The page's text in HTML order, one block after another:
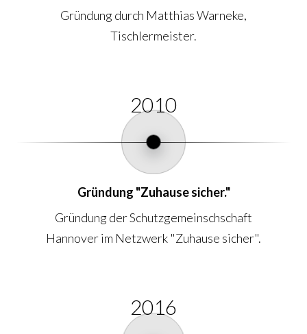
Gründung durch Matthias Warneke,
Tischlermeister.
2010
Gründung "Zuhause sicher."
Gründung der Schutzgemeinschschaft
Hannover im Netzwerk "Zuhause sicher".
2016